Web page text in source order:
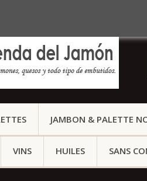
JAMBON & PALETTE
VINS HUILES SANS